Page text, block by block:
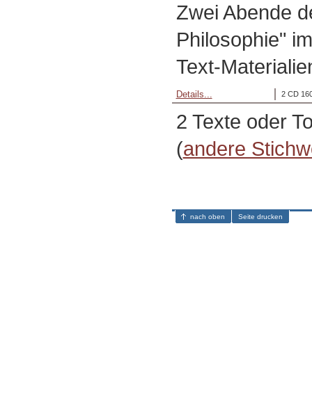
Zwei Abende
Philosophie"
Text-
2 CD
Details...
2 Texte oder
(andere
nach oben Seite drucken